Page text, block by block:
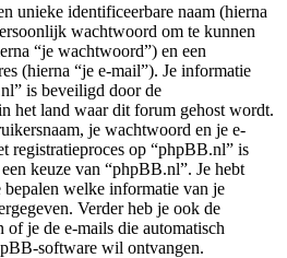
unieke identificeerbare naam (hierna
wachtwoord om te kunnen
“je wachtwoord”) en een
(hierna “je e-mail”). Je informatie
is beveiligd door de
het land waar dit forum gehost wordt.
je wachtwoord en je e-
registratieproces op “phpBB.nl” is
keuze van “phpBB.nl”. Je hebt
welke informatie van je
Verder heb je ook de
je de e-mails die automatisch
software wil ontvangen.